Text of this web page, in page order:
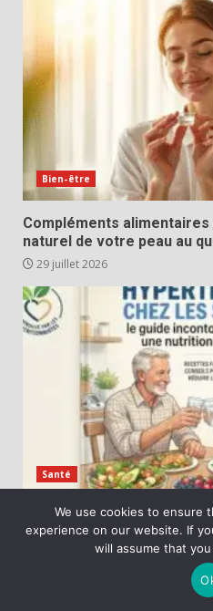
Bien-être
Compléments alimentaires
naturel de votre peau au
29 juillet 2026
Santé
Hypertension et nutrition :
bien vieillir
We use cookies to ensure
experience on our website. If
will assume that